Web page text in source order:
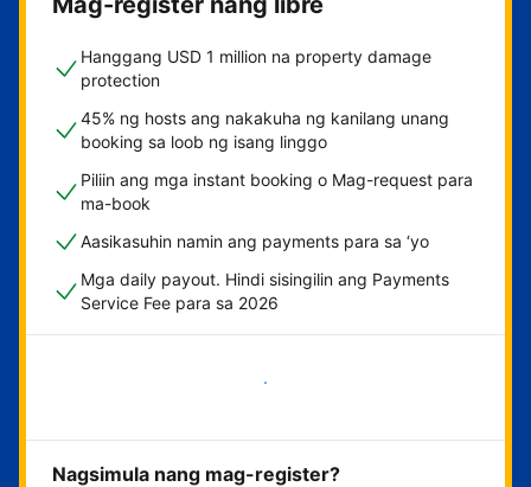
Hanggang USD 1 million na property damage
protection
45% ng hosts ang nakakuha ng kanilang unang
booking sa loob ng isang linggo
Piliin ang mga instant booking o Mag-request para
ma-book
Aasikasuhin namin ang payments para sa ‘yo
Mga daily payout. Hindi sisingilin ang Payments
Service Fee para sa 2026
Magsimula na
Nagsimula nang mag-register?